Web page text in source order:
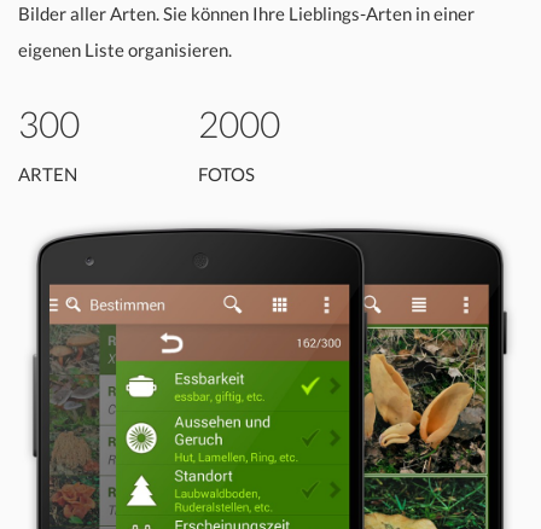
Bilder aller Arten. Sie können Ihre Lieblings-Arten in einer
eigenen Liste organisieren.
300
ARTEN
2000
FOTOS